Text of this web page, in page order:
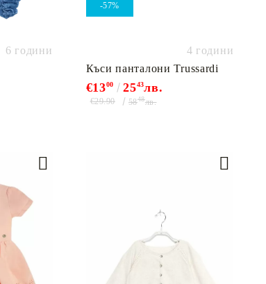
6 години
-57%
4 години
Къси панталони Trussardi
€1300 2543лв.
€29.90 5848лв.